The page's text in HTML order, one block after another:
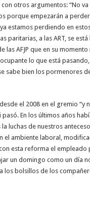
otros argumentos: “No
porque empezarán a
estamos perdiendo en
paritarias, a las ART, se
las AFJP que en su
lo que está
sabe bien los pormenores
el 2008 en el gremio “y
pasó. En los últimos años
luchas de nuestros
el ambiente laboral,
esta reforma el empleado
un domingo como un día
los bolsillos de los